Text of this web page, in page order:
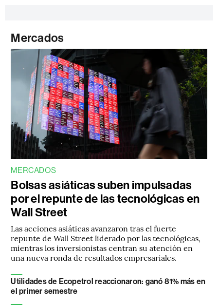
Mercados
MERCADOS
Bolsas asiáticas suben impulsadas
por el repunte de las tecnológicas en
Wall Street
Las acciones asiáticas avanzaron tras el fuerte
repunte de Wall Street liderado por las tecnológicas,
mientras los inversionistas centran su atención en
una nueva ronda de resultados empresariales.
Utilidades de Ecopetrol reaccionaron: ganó 81% más en
el primer semestre